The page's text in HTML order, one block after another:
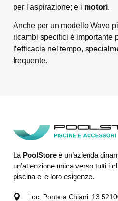
per l’aspirazione; e i motori.
Anche per un modello Wave
ricambi specifici è importante
l’efficacia nel tempo,
frequente.
La PoolStoreè un’azienda
un’attenzione unica verso tutti i
piscina e le loro esigenze.
Loc. Ponte a Chiani, 13